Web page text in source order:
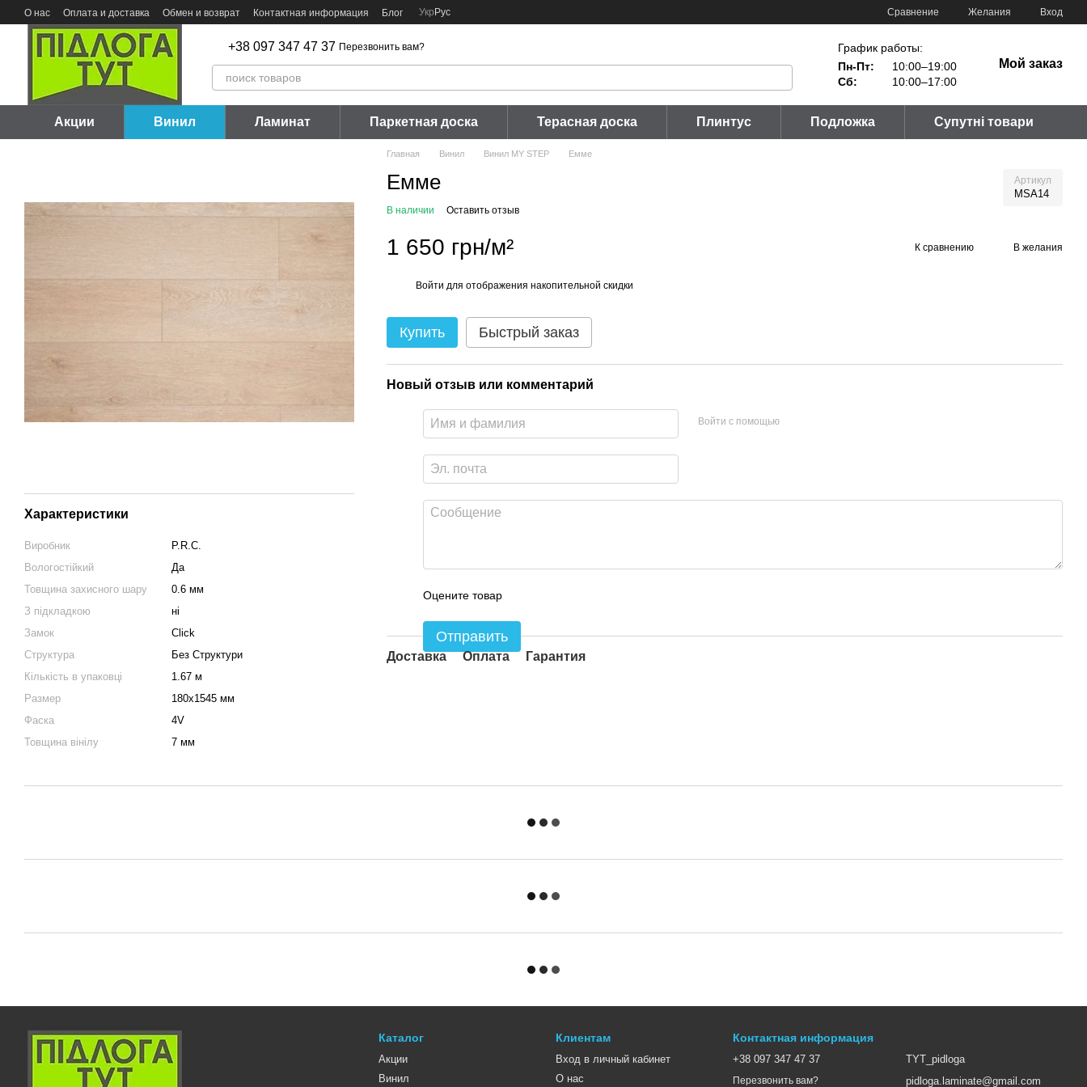
Перейти к основному контенту
О нас Оплата и доставка Обмен и возврат Контактная информация Блог Укр Рус Сравнение Желания Вход
+38 097 347 47 37 Перезвонить вам?
График работы:
Пн-Пт:
10:00–19:00
Сб:
10:00–17:00
Мой заказ
Акции Винил Ламинат Паркетная доска Терасная доска Плинтус Подложка Супутні товари
Характеристики
Виробник
P.R.C.
Вологостійкий
Да
Товщина захисного шару
0.6 мм
З підкладкою
ні
Замок
Click
Структура
Без Структури
Кількість в упаковці
1.67 м
Размер
180х1545 мм
Фаска
4V
Товщина вінілу
7 мм
Главная Винил Винил MY STEP Емме
Емме Артикул
MSA14
В наличии Оставить отзыв
1 650 грн/м² К сравнению В желания
Войти для отображения накопительной скидки
Купить Быстрый заказ
Новый отзыв или комментарий
Войти с помощью
Оцените товар
Отправить
Доставка Оплата Гарантия
Каталог
Акции
Винил
Клиентам
Вход в личный кабинет
О нас
Контактная информация
+38 097 347 47 37
Перезвонить вам?
TYT_pidloga
pidloga.laminate@gmail.com